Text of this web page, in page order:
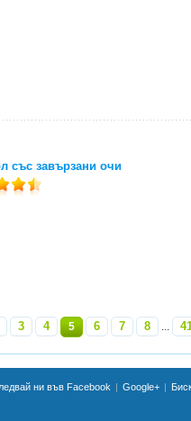
със завързани очи
3 4 5 6 7 8 ...
ни във Facebook Google+